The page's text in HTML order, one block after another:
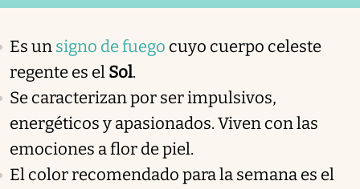
Es un signo de fuego cuyo cuerpo celeste
regente es el Sol.
Se caracterizan por ser impulsivos,
energéticos y apasionados. Viven con las
emociones a flor de piel.
El color recomendado para la semana es el